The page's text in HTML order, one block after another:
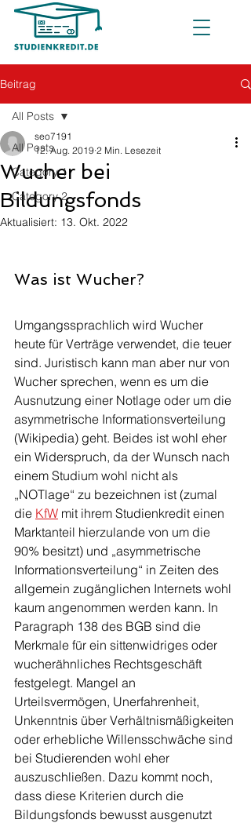
Beitrag
All Posts
Category 1
Category 2
All Posts
Wucher bei
Bildungsfonds
seo7191
12. Aug. 2019 2 Min. Lesezeit
Aktualisiert: 13. Okt. 2022
Was ist Wucher?
Umgangssprachlich wird Wucher
heute für Verträge verwendet, die teuer
sind. Juristisch kann man aber nur von
Wucher sprechen, wenn es um die
Ausnutzung einer Notlage oder um die
asymmetrische Informationsverteilung
(Wikipedia) geht. Beides ist wohl eher
ein Widerspruch, da der Wunsch nach
einem Studium wohl nicht als
„NOTlage“ zu bezeichnen ist (zumal
die KfW mit ihrem Studienkredit einen
Marktanteil hierzulande von um die
90% besitzt) und „asymmetrische
Informationsverteilung“ in Zeiten des
allgemein zugänglichen Internets wohl
kaum angenommen werden kann. In
Paragraph 138 des BGB sind die
Merkmale für ein sittenwidriges oder
wucherähnliches Rechtsgeschäft
festgelegt. Mangel an
Urteilsvermögen, Unerfahrenheit,
Unkenntnis über Verhältnismäßigkeiten
oder erhebliche Willensschwäche sind
bei Studierenden wohl eher
auszuschließen. Dazu kommt noch,
dass diese Kriterien durch die
Bildungsfonds bewusst ausgenutzt